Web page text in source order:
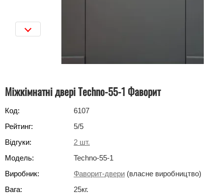
Міжкімнатні двері Techno-55-1 Фаворит
Код:
6107
Рейтинг:
5/5
Відгуки:
2 шт.
Модель:
Techno-55-1
Виробник:
Фаворит-двери (власне виробництво)
Вага:
25кг.